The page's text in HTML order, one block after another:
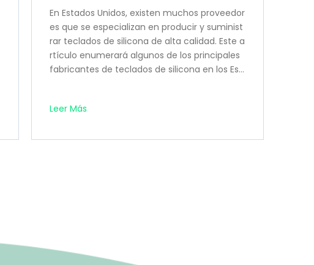
En Estados Unidos, existen muchos proveedor
es que se especializan en producir y suminist
rar teclados de silicona de alta calidad. Este a
rtículo enumerará algunos de los principales
fabricantes de teclados de silicona en los Est
ucho de silicona para su proyecto de teclado
n proporcionado una amplia gama de solucio
Leer Más